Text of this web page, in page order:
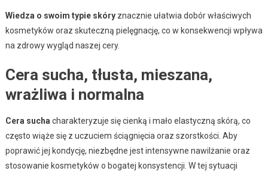
Wiedza o swoim typie skóryznacznie ułatwia dobór właściwych
kosmetyków oraz skuteczną pielęgnację, co w konsekwencji wpływa
na zdrowy wygląd naszej cery.
Cera sucha, tłusta, mieszana,
wrażliwa i normalna
Cera sucha charakteryzuje się cienką i mało elastyczną skórą, co
często wiąże się z uczuciem ściągnięcia oraz szorstkości. Aby
poprawić jej kondycję, niezbędne jest intensywne nawilżanie oraz
stosowanie kosmetyków o bogatej konsystencji. W tej sytuacji